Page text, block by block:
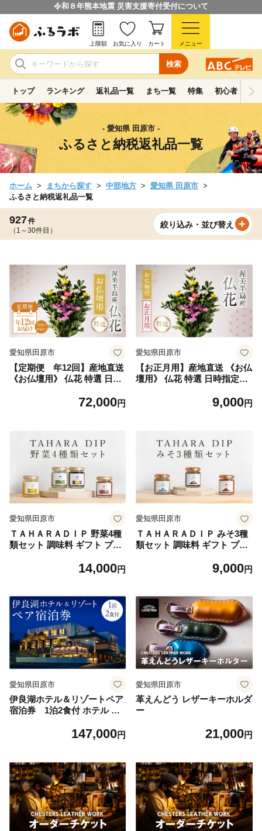
令和８年熊本地震 災害支援寄付受付について
検索
上限額 お気に入り カート メニュー
トップ ランキング 返礼品一覧 まち一覧 特集 初心者ガイド
- 愛知県 田原市 -
ふるさと納税返礼品一覧
ホーム まちから探す 中部地方
愛知県 田原市
ふるさと納税返礼品一覧
927件
（1～30件目）
絞り込み・並び替え
愛知県田原市
【定期便 年12回】産地直送
《お仏壇用》 仏花 特選 日時
渥美半島 月命日 お彼岸 お盆
72,000円
愛知県田原市
【お正月用】産地直送 《お仏
壇用》 仏花 特選 日時指定可
島 年末 鮮度 生花 お花 お墓
9,000円
愛知県田原市
ＴＡＨＡＲＡＤＩＰ 野菜4種
類セット 調味料 ギフト プレ
14,000円
愛知県田原市
ＴＡＨＡＲＡＤＩＰ みそ3種
類セット 調味料 ギフト プレ
9,000円
愛知県田原市
伊良湖ホテル＆リゾートペア
宿泊券 1泊2食付 ホテル 宿
ホテル 宿 フレンチ 料理 旅行
147,000円
愛知県田原市
革えんどう レザーキーホルダ
ー
21,000円